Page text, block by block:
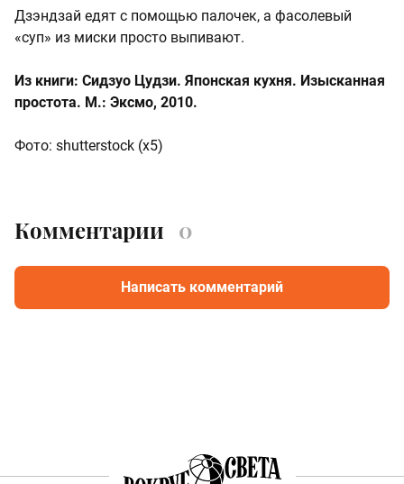
Дзэндзай едят с помощью палочек, а фасолевый
«суп» из миски просто выпивают.
Из книги: Сидзуо Цудзи. Японская кухня. Изысканная
простота. М.: Эксмо, 2010.
Фото: shutterstock (х5)
Комментарии 0
Написать комментарий